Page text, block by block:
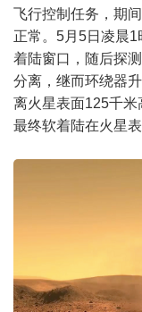
飞行控制任务，期
正常。5月5日凌晨
着陆窗口，随后探
分离，继而环绕器
离火星表面125千
最终软着陆在火星表